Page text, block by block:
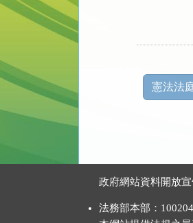
憲法法
政府網站資料開放
法務部本部：